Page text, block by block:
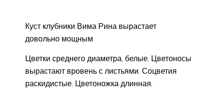
Куст клубники Вима Рина вырастает
довольно мощным
Цветки среднего диаметра, белые. Цветоносы
вырастают вровень с листьями. Соцветия
раскидистые. Цветоножка длинная.